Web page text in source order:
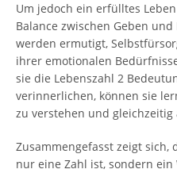
Um jedoch ein erfülltes
Balance zwischen Geben
werden ermutigt,
ihrer emotionalen
sie die Lebenszahl 2
verinnerlichen, können sie
zu verstehen und
Zusammengefasst zeigt sich,
nur eine Zahl ist, sondern